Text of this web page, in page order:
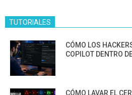
TUTORIALES
CÓMO LOS
COPILOT DENTRO
CÓMO LAVAR EL